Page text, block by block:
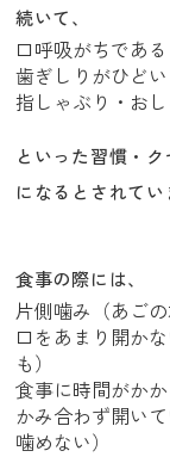
続いて、
口呼吸がちである
歯ぎしりがひどい
指しゃぶり・お
といった習慣・
になるとされてい
食事の際には、
片側噛み（あご
口をあまり開か
も）
食事に時間がか
かみ合わず開い
噛めない）